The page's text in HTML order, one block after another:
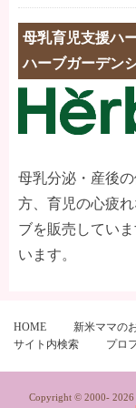
母乳育児支援ハ
ハーブガーデン
母乳分泌・産後
方、育児の心疲
ブを販売してい
います。
HOME 新米ママの
サイト内検索
プロ
Copyright © 2000- 2026